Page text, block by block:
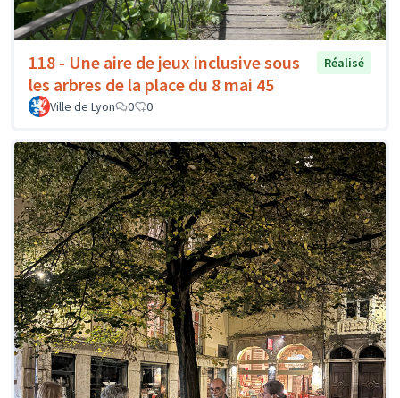
118 - Une aire de jeux inclusive sous
les arbres de la place du 8 mai 45
Réalisé
Ville de Lyon 0 0